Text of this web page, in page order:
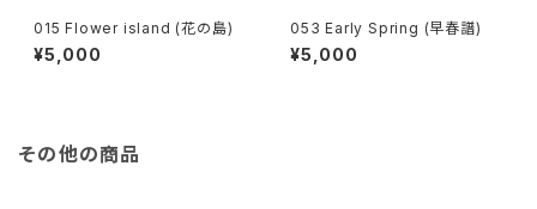
015 Flower island (花の島)
¥5,000
053 Early Spring (早春譜)
¥5,000
その他の商品